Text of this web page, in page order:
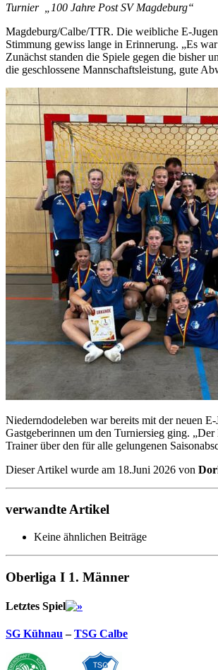
Turnier „100 Jahre Post SV Magdeburg“
Magdeburg/Calbe/TTR. Die weibliche E-
Stimmung gewiss lange in Erinnerung. „Es
Zunächst standen die Spiele gegen die bisher
die geschlossene Mannschaftsleistung, gute
Niederndodeleben war bereits mit der neuen
Gastgeberinnen um den Turniersieg ging.
Trainer über den für alle gelungenen
Dieser Artikel wurde am 18.Juni 2026 von
verwandte Artikel
Keine ähnlichen Beiträge
Oberliga I 1. Männer
Letztes Spiel
SG Kühnau –TSG Calbe